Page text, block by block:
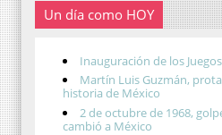
Un día como HOY
Inauguración de los
Martín Luis Guzmán,
historia de México
2 de octubre de 1968,
cambió a México